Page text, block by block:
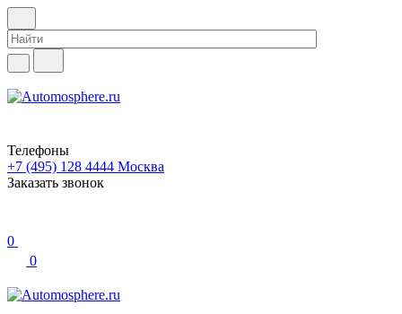
Телефоны
+7 (495) 128 4444 Москва
Заказать звонок
0
0